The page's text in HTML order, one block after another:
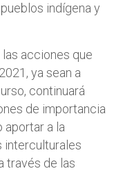
indígena y
acciones que
ya sean a
continuará
de importancia
aportar a la
interculturales
través de las